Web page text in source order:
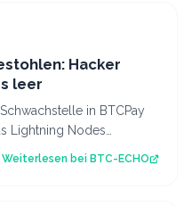
Hacker
leer
in BTCPay
Lightning Nodes
An…
Weiterlesen bei BTC-ECHO